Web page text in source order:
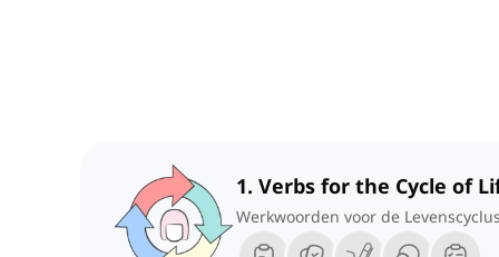
1. Verbs for the Cycle of
Werkwoorden voor de Levenscyclus